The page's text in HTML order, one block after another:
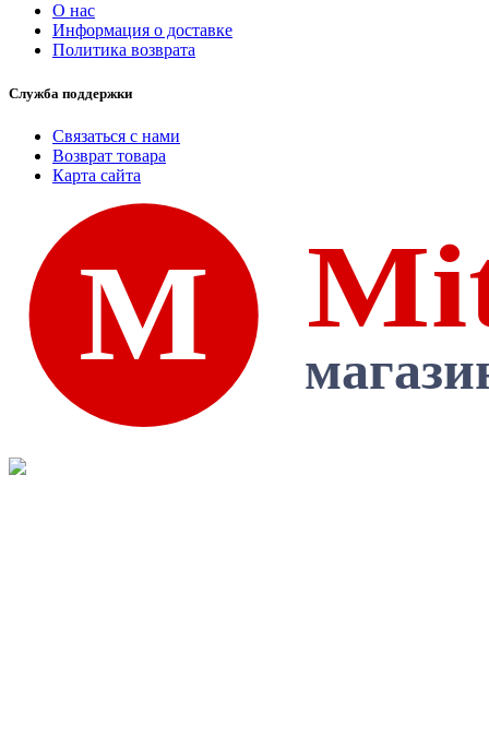
О нас
Информация о доставке
Политика возврата
Служба поддержки
Связаться с нами
Возврат товара
Карта сайта